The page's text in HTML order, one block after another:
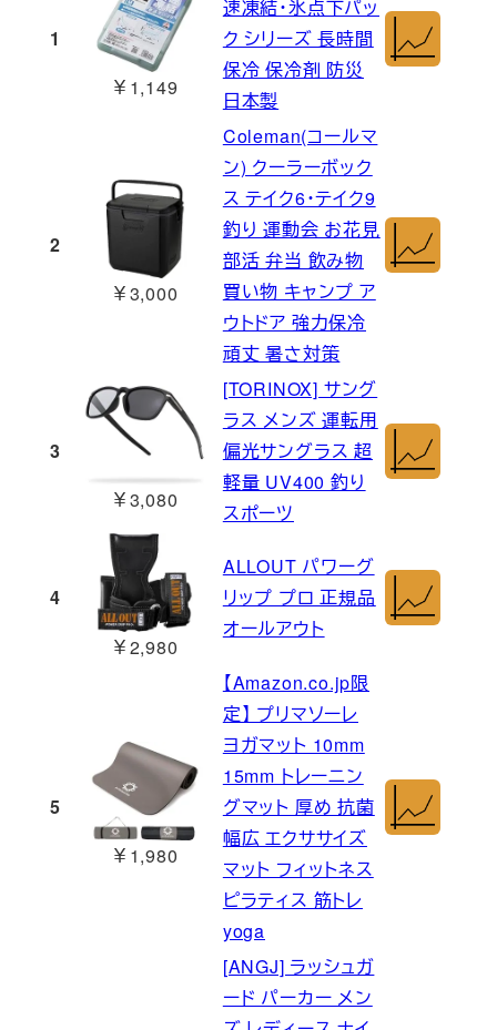
1
￥1,149
速凍結・氷点下パッ
ク シリーズ 長時間
保冷 保冷剤 防災
日本製
2
￥3,000
Coleman(コールマ
ン) クーラーボック
ス テイク6・テイク9
釣り 運動会 お花見
部活 弁当 飲み物
買い物 キャンプ ア
ウトドア 強力保冷
頑丈 暑さ対策
3
￥3,080
[TORINOX] サング
ラス メンズ 運転用
偏光サングラス 超
軽量 UV400 釣り
スポーツ
4
￥2,980
ALLOUT パワーグ
リップ プロ 正規品
オールアウト
5
￥1,980
【Amazon.co.jp限
定】 プリマソーレ
ヨガマット 10mm
15mm トレーニン
グマット 厚め 抗菌
幅広 エクササイズ
マット フィットネス
ピラティス 筋トレ
yoga
[ANGJ] ラッシュガ
ード パーカー メン